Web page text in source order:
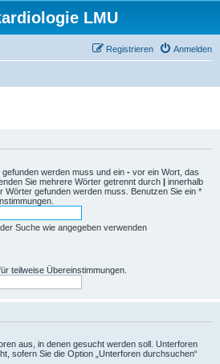
LMU
Anmelden
Registrieren
werden muss und ein - vor ein Wort, das
Sie mehrere Wörter getrennt durch | innerhalb
Wörter gefunden werden muss. Benutzen Sie ein *
Suche wie angegeben verwenden
teilweise Übereinstimmungen.
aus, in denen gesucht werden soll. Unterforen
sofern Sie die Option „Unterforen durchsuchen“